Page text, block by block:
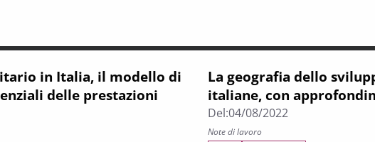
in Italia, il modello di
delle prestazioni
La geografia dello
italiane, con
Del:04/08/2022
Note di lavoro